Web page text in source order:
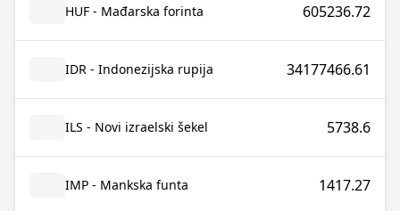
HUF - Mađarska forinta 605236.72
IDR - Indonezijska rupija 34177466.61
ILS - Novi izraelski šekel 5738.6
IMP - Mankska funta 1417.27